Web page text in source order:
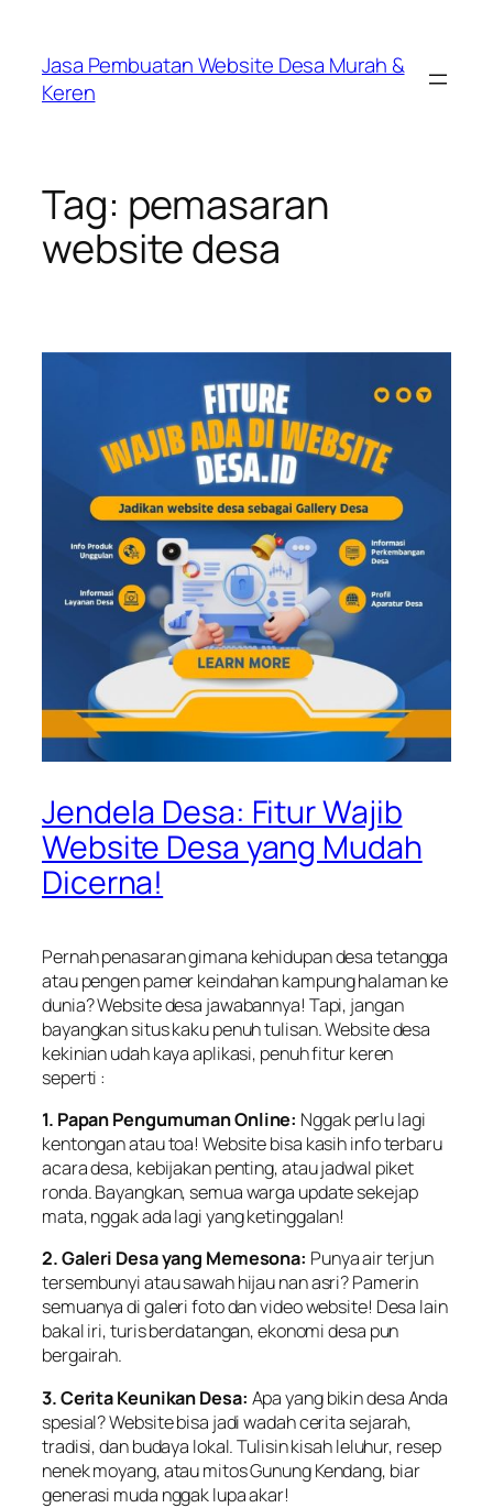
konten
Jasa Pembuatan Website Desa Murah &
Keren
Tag: pemasaran
website desa
Jendela Desa: Fitur Wajib
Website Desa yang Mudah
Dicerna!
Pernah penasaran gimana kehidupan desa tetangga
atau pengen pamer keindahan kampung halaman ke
dunia? Website desa jawabannya! Tapi, jangan
bayangkan situs kaku penuh tulisan. Website desa
kekinian udah kaya aplikasi, penuh fitur keren
seperti :
1. Papan Pengumuman Online: Nggak perlu lagi
kentongan atau toa! Website bisa kasih info terbaru
acara desa, kebijakan penting, atau jadwal piket
ronda. Bayangkan, semua warga update sekejap
mata, nggak ada lagi yang ketinggalan!
2. Galeri Desa yang Memesona: Punya air terjun
tersembunyi atau sawah hijau nan asri? Pamerin
semuanya di galeri foto dan video website! Desa lain
bakal iri, turis berdatangan, ekonomi desa pun
bergairah.
3. Cerita Keunikan Desa: Apa yang bikin desa Anda
spesial? Website bisa jadi wadah cerita sejarah,
tradisi, dan budaya lokal. Tulisin kisah leluhur, resep
nenek moyang, atau mitos Gunung Kendang, biar
generasi muda nggak lupa akar!